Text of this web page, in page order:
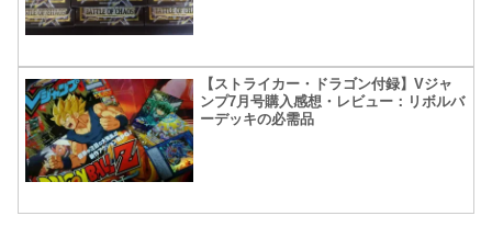
【ストライカー・ドラゴン付録】Vジャ
ンプ7月号購入感想・レビュー：リボルバ
ーデッキの必需品